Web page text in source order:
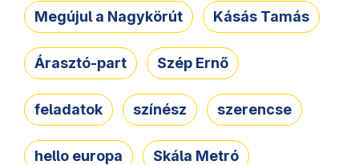
Megújul a Nagykörút Kásás Tamás
Árasztó-part Szép Ernő
feladatok színész szerencse
hello europa Skála Metró